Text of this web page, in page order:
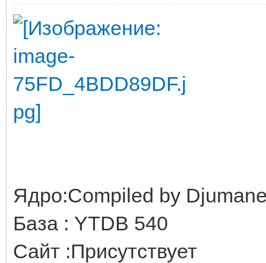
Ядро:Compiled by
База : YTDB 540
Сайт :Присутствует